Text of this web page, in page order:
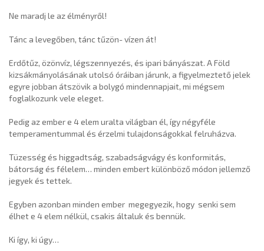
Ne maradj le az élményről!
Tánc a levegőben, tánc tűzön- vízen át!
Erdőtűz, özönvíz, légszennyezés, és ipari bányászat. A Föld
kizsákmányolásának utolsó óráiban járunk, a figyelmeztető jelek
egyre jobban átszövik a bolygó mindennapjait, mi mégsem
foglalkozunk vele eleget.
Pedig az ember e 4 elem uralta világban él, így négyféle
temperamentummal és érzelmi tulajdonságokkal felruházva.
Tüzesség és higgadtság, szabadságvágy és konformitás,
bátorság és félelem… minden embert különböző módon jellemző
jegyek és tettek.
Egyben azonban minden ember megegyezik, hogy senki sem
élhet e 4 elem nélkül, csakis általuk és bennük.
Ki így, ki úgy…